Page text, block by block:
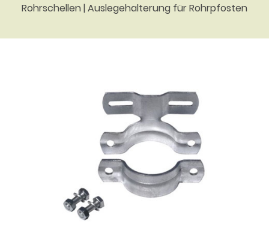
Rohrschellen | Auslegehalterung für Rohrpfosten